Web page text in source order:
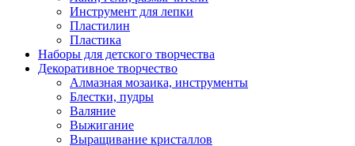
Инструмент для лепки
Пластилин
Пластика
Наборы для детского творчества
Декоративное творчество
Алмазная мозаика, инструменты
Блестки, пудры
Валяние
Выжигание
Выращивание кристаллов